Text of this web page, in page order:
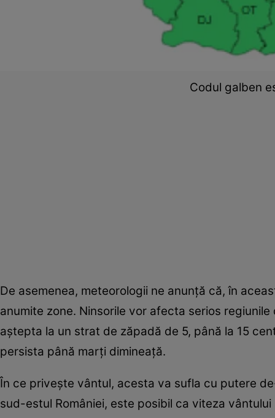
Codul galben
De asemenea, meteorologii ne anunță că, în
anumite zone. Ninsorile vor afecta serios
aștepta la un strat de zăpadă de 5, până la 15
persista până marți dimineață.
În ce privește vântul, acesta va sufla cu putere
sud-estul României, este posibil ca viteza